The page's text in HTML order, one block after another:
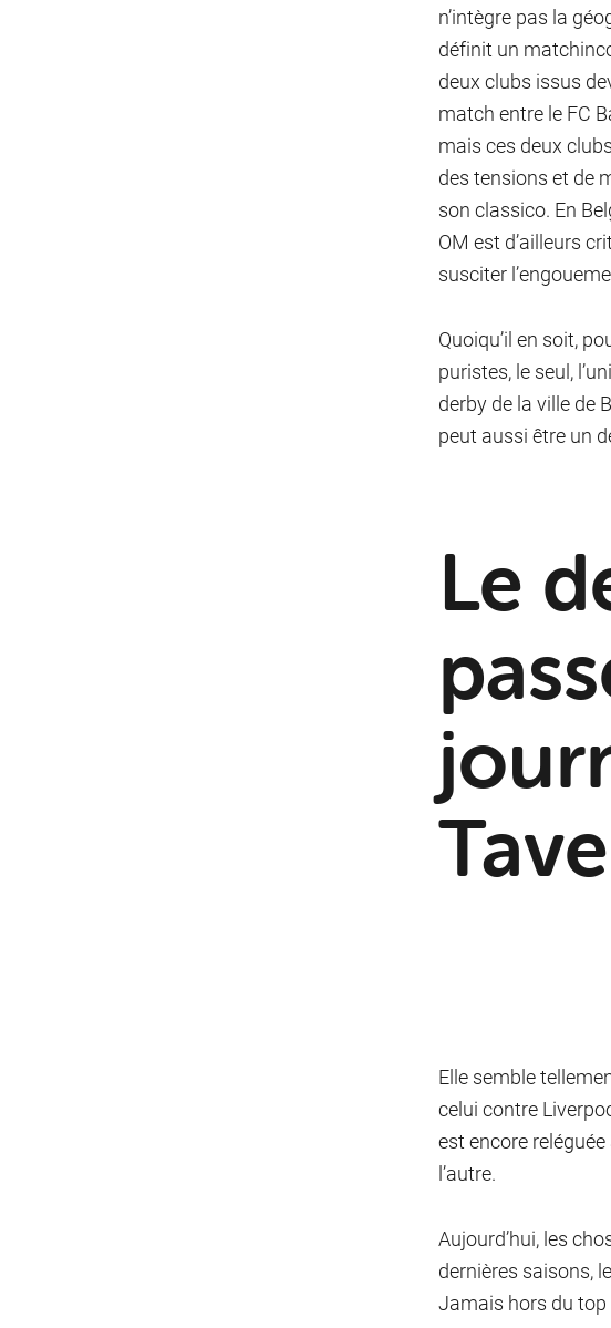
n’intègre pas la
définit un match
deux clubs issus de
match entre le FC
mais ces deux
des tensions et de
son classico. En
OM est d’ailleurs
susciter
Quoiqu’il en soit,
puristes, le seul,
derby de la ville de
peut aussi être un
Le
Elle semble
celui contre
est encore
l’autre.
Aujourd’hui, les
dernières saisons,
Jamais hors du top